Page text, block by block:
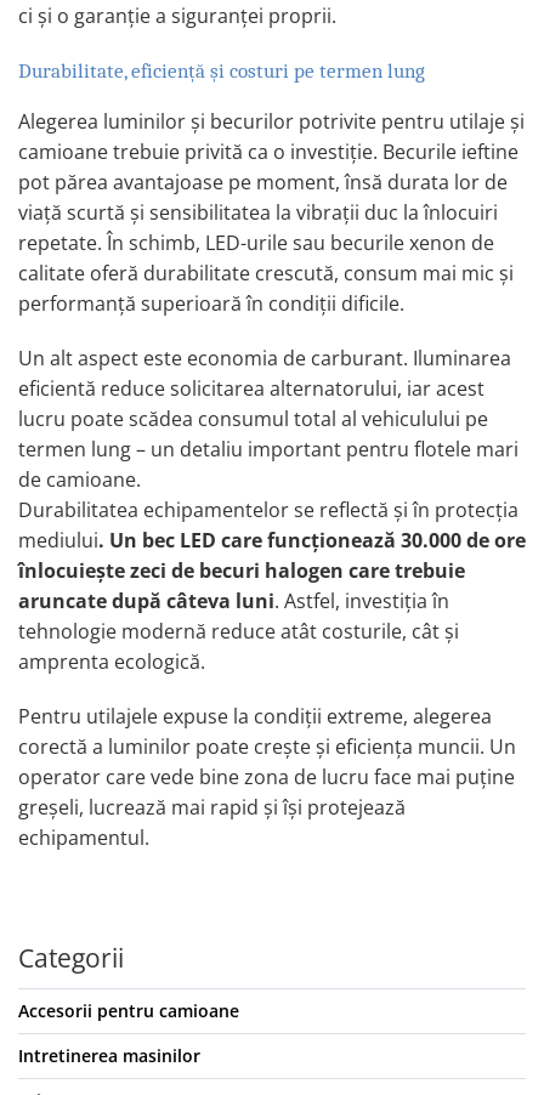
Ancorare Marfa
Accesorii iarna auto
Lanturi si sisteme antiderapante
auto
Lopeti zapada auto
Perii si raclete auto pentru iarna
Accesorii Pneumatice – Furtune,
Mufe, Electrovalve
Electrovalve si Supape Pneumatice
Comprimat
Furtune si Pistoale pentru Umflat
Roti
Mufe de Cuplare Aer
Pistoale de Suflat Aer
Racorduri si Cuplaje Rapide
Pneumatice
Bucatarie auto
Cale de Blocare Roti
Canistre Combustibil
Capace rezervoare si Antifurturi
Folii Solare pentru Geamuri Auto
Frigidere Auto
Huse si Protectii Scaun Auto
Incalzitoare Auto
Palnii pentru Auto si Uz Universal
Parasolare Auto pentru Parbriz si
Geamuri
Perii, Bureti si Lavete Auto
ci și o garanție a siguranței proprii.
Durabilitate, eficiență și costuri pe termen lung
Alegerea luminilor și becurilor potrivite pentru utilaje și
camioane trebuie privită ca o investiție. Becurile ieftine
pot părea avantajoase pe moment, însă durata lor de
viață scurtă și sensibilitatea la vibrații duc la înlocuiri
repetate. În schimb, LED-urile sau becurile xenon de
calitate oferă durabilitate crescută, consum mai mic și
performanță superioară în condiții dificile.
Un alt aspect este economia de carburant. Iluminarea
eficientă reduce solicitarea alternatorului, iar acest
lucru poate scădea consumul total al vehiculului pe
termen lung – un detaliu important pentru flotele mari
de camioane.
Durabilitatea echipamentelor se reflectă și în protecția
mediului. Un bec LED care funcționează 30.000 de ore
înlocuiește zeci de becuri halogen care trebuie
aruncate după câteva luni. Astfel, investiția în
tehnologie modernă reduce atât costurile, cât și
amprenta ecologică.
Pentru utilajele expuse la condiții extreme, alegerea
corectă a luminilor poate crește și eficiența muncii. Un
operator care vede bine zona de lucru face mai puține
greșeli, lucrează mai rapid și își protejează
echipamentul.
Categorii
Accesorii pentru camioane
Intretinerea masinilor